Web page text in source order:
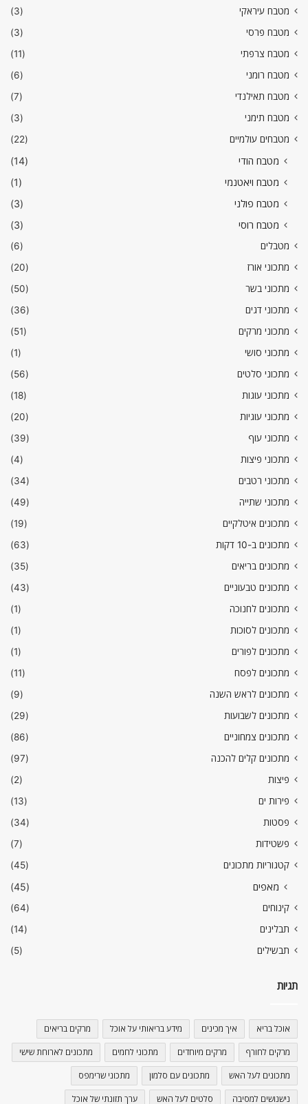
מטבח עיראקי
(3)
מטבח פרסי
(3)
מטבח צרפתי
(11)
מטבח רומני
(6)
מטבח תאילנדי
(7)
מטבח תימני
(3)
מטבחים עולמיים
(22)
מטבח הודי
(14)
מטבח ויאטנמי
(1)
מטבח פולני
(3)
מטבח רוסי
(3)
מטבלים
(6)
מתכוני אורז
(20)
מתכוני בשר
(50)
מתכוני דגים
(36)
מתכוני מרקים
(51)
מתכוני סושי
(1)
מתכוני סלטים
(56)
מתכוני עוגות
(18)
מתכוני עוגיות
(20)
מתכוני עוף
(39)
מתכוני פיצות
(4)
מתכוני רטבים
(34)
מתכוני שתייה
(49)
מתכונים איטלקיים
(19)
מתכונים ב-10 דקות
(63)
מתכונים בריאים
(35)
מתכונים טבעוניים
(43)
מתכונים לחנוכה
(1)
מתכונים לסוכות
(1)
מתכונים לפורים
(1)
מתכונים לפסח
(11)
מתכונים לראש השנה
(9)
מתכונים לשבועות
(29)
מתכונים צמחוניים
(86)
מתכונים קלים להכנה
(97)
פיצות
(2)
פירות ים
(13)
פסטות
(34)
פשטידות
(7)
קטגוריות מתכונים
(45)
מאפים (45)
קינוחים
(64)
תבלינים
(14)
תבשילים
(5)
תגיות
אוכל בריא איך מכינים מידע בריאותי על אוכל מרקים בריאים
מרקים לחורף מרקים מיוחדים מתכוני לחמים מתכונים לארוחת שישי
מתכונים לעל האש מתכונים עם סלמון מתכוני שרימפס
נישנושים למסיבה סלטים לעל האש ערך תזונתי של אוכל